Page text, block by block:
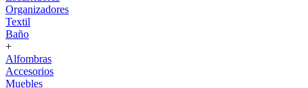
Organizadores
Textil
Baño
+
Alfombras
Accesorios
Muebles